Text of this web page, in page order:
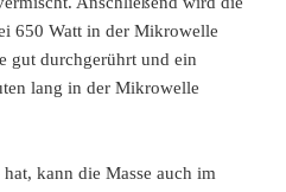
650 Watt in der Mikrowelle
gut durchgerührt und ein
lang in der Mikrowelle
kann die Masse auch im